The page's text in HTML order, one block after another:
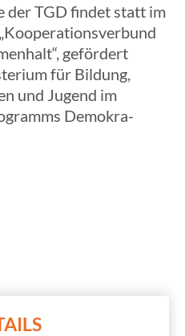
der TGD findet statt im
geför­dert
für Bildung,
und Jugend im
Demo­kra­